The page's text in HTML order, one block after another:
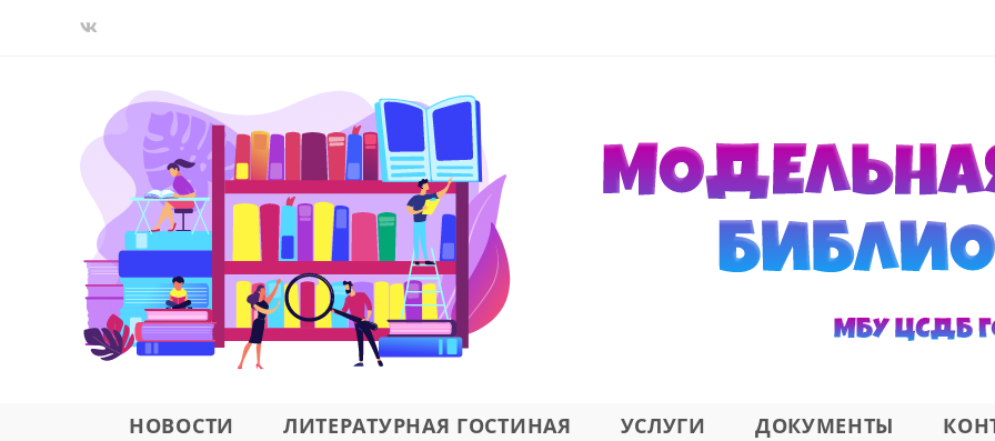
НОВОСТИ ЛИТЕРАТУРНАЯ ГОСТИНАЯ УСЛУГИ ДОКУМЕНТЫ